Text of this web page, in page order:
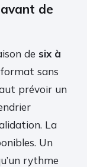
de
de six à
sans
prévoir un
La
Un
rythme